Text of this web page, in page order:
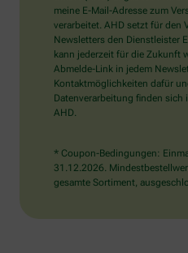
Sie
bitte
das
Herz.
meine E-Mail-Adresse zum
verarbeitet. AHD setzt für den
Newsletters den Dienstleister
kann jederzeit für die Zukunft
Abmelde-Link in jedem
Kontaktmöglichkeiten dafür
Datenverarbeitung finden sich
AHD.
* Coupon-Bedingungen:
31.12.2026.
gesamte Sortiment,